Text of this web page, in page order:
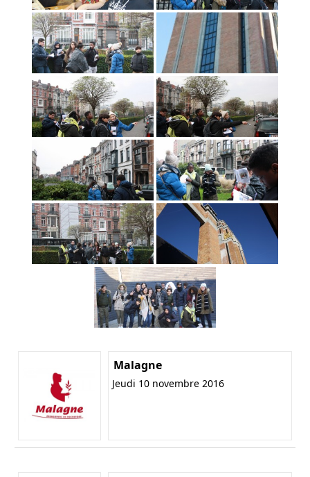
Malagne
Jeudi 10 novembre 2016